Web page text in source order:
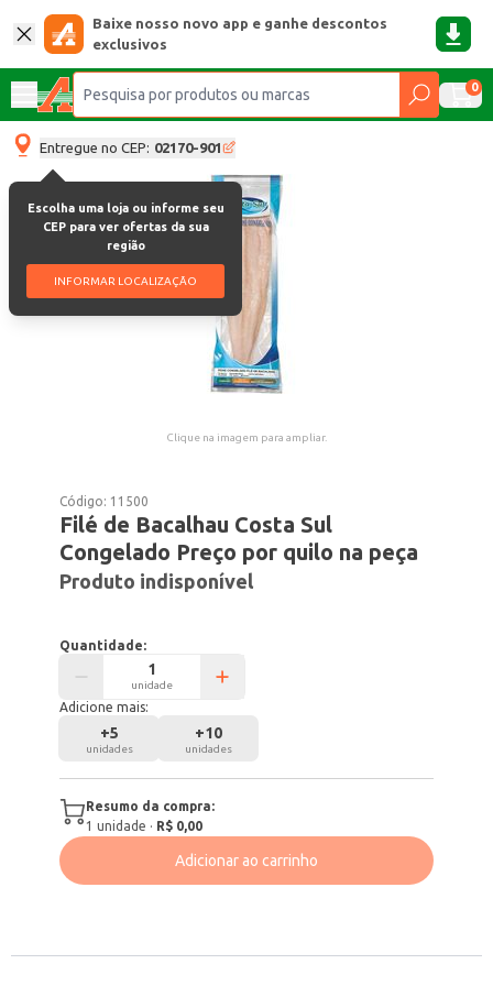
Baixe nosso novo app e ganhe descontos
exclusivos
0
Entregue no CEP: 02170-901
Escolha uma loja ou informe seu
CEP para ver ofertas da sua
região
INFORMAR LOCALIZAÇÃO
Clique na imagem para ampliar.
Código: 11500
Filé de Bacalhau Costa Sul
Congelado Preço por quilo na peça
Produto indisponível
Quantidade:
unidade
Adicione mais:
+5
unidades
+10
unidades
Resumo da compra:
1 unidade · R$ 0,00
Adicionar ao carrinho